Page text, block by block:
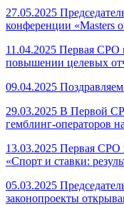
27.05.2025
конференции «Masters
11.04.2025 Первая СРО
повышении целевых
09.04.2025
29.03.2025 В Первой
гемблинг-операторов
13.03.2025 Первая СРО
«Спорт и ставки:
05.03.2025
законопроекты